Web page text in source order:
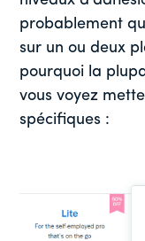
probablement
sur un ou deux
pourquoi la
vous voyez
spécifiques :